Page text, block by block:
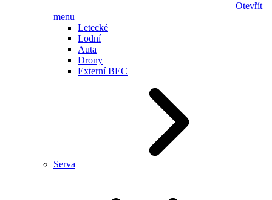
Otevřít
menu
Letecké
Lodní
Auta
Drony
Externí BEC
Serva